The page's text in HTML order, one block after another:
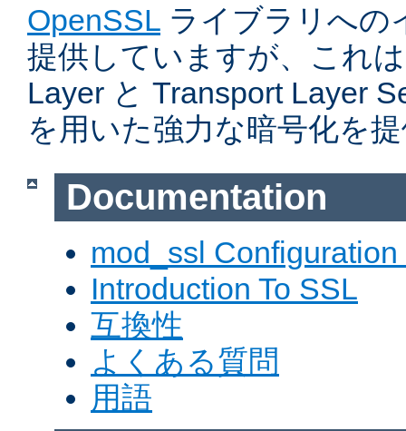
OpenSSL ライブラリへの
提供していますが、これ
Layer と Transport Layer
を用いた強力な暗号化を
Documentation
mod_ssl Configuration
Introduction To SSL
互換性
よくある質問
用語